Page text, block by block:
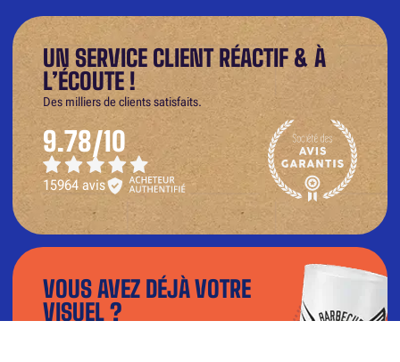
UN SERVICE CLIENT RÉACTIF & À
L’ÉCOUTE !
Des milliers de clients satisfaits.
9.78/10
15964 avis
VOUS AVEZ DÉJÀ VOTRE
VISUEL ?